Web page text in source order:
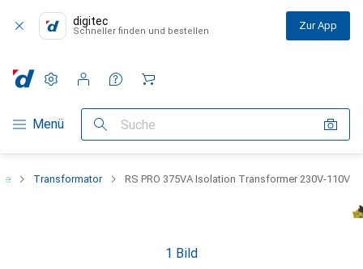
digitec
Schneller finden und bestellen Zur App
Navigation nach Kategorien
Menü Suche
Einstellungen
Kundenkonto
Vergleichslisten
Merklisten
Warenkorb
Transformator RS PRO 375VA Isolation Transformer 230V-110V
1 Bild